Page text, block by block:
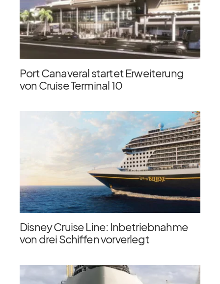
Port Canaveral startet Erweiterung
von Cruise Terminal 10
Disney Cruise Line: Inbetriebnahme
von drei Schiffen vorverlegt